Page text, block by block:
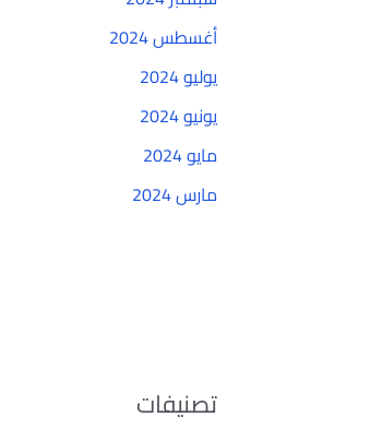
أغسطس 2024
يوليو 2024
يونيو 2024
مايو 2024
مارس 2024
تصنيفات